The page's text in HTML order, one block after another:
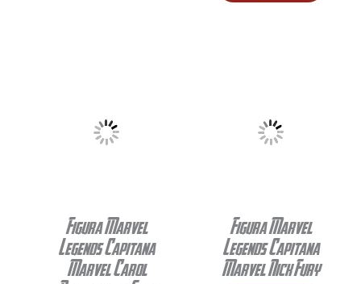
Figura Marvel
Legends Capitana
Marvel Carol
Figura Marvel
Legends Capitana
Marvel Nick Fury